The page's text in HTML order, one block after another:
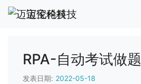
迈宝伦科技
RPA-自动考试做题
发表日期: 2022-05-18